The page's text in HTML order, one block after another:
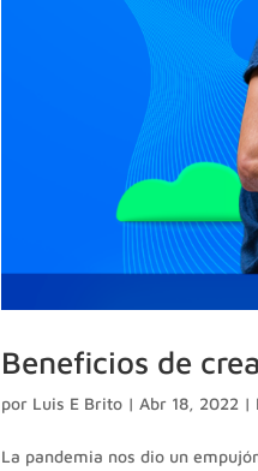
Beneficios de
por Luis E Brito |Abr 18, 2022 |
La pandemia nos dio un